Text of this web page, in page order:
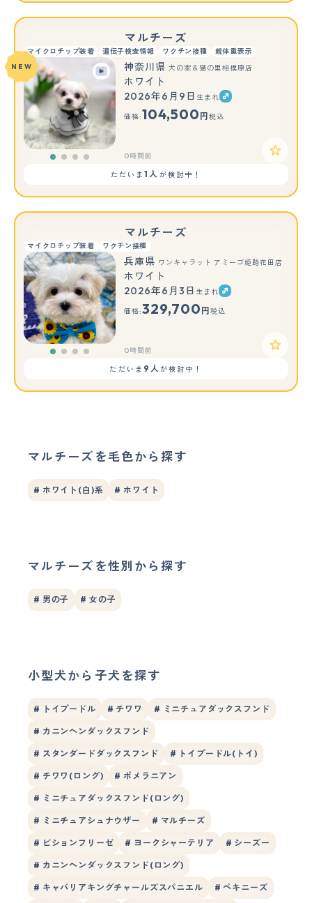
マルチーズ
マイクロチップ装着 遺伝子検査情報 ワクチン接種
親体重表示
NEW
神奈川県 犬の家＆猫の里相模原店
ホワイト
2026年6月9日 生まれ
価格:104,500 円 税込
0時間前
ただいま1人 が検討中！
マルチーズ
マイクロチップ装着 ワクチン接種
兵庫県 ワンキャラット アミーゴ姫路花田店
ホワイト
2026年6月3日 生まれ
価格:329,700 円 税込
0時間前
ただいま 9人が検討中！
マルチーズを毛色から探す
# ホワイト(白)系 # ホワイト
マルチーズを性別から探す
# 男の子 # 女の子
小型犬から子犬を探す
# トイプードル # チワワ # ミニチュアダックスフンド
# カニンヘンダックスフンド
# スタンダードダックスフンド # トイプードル(トイ)
# チワワ(ロング) # ポメラニアン
# ミニチュアダックスフンド(ロング)
# ミニチュアシュナウザー # マルチーズ
# ビションフリーゼ # ヨークシャーテリア # シーズー
# カニンヘンダックスフンド(ロング)
# キャバリアキングチャールズスパニエル # ペキニーズ